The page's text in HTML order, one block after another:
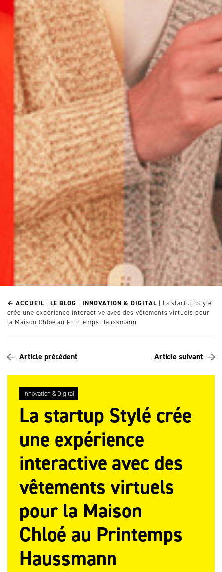
← ACCUEIL | LE BLOG | INNOVATION & DIGITAL | La startup Stylé
crée une expérience interactive avec des vêtements virtuels pour
la Maison Chloé au Printemps Haussmann
Article précédent Article suivant
Innovation & Digital
La startup Stylé crée
une expérience
interactive avec des
vêtements virtuels
pour la Maison
Chloé au Printemps
Haussmann